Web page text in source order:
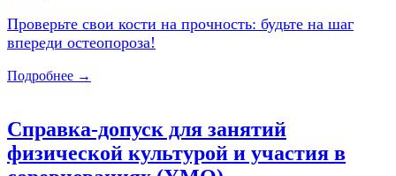
Проверьте свои кости на прочность: будьте на шаг
впереди остеопороза!
Подробнее →
Справка-допуск для занятий
физической культурой и участия в